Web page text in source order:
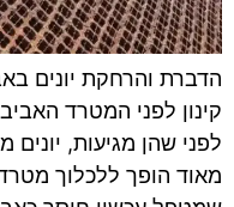
הדברת והרחקת יונים
קינון לפני המטרד
לפני שהן מגיעות, יונים
מאוד הופך ללכלוך